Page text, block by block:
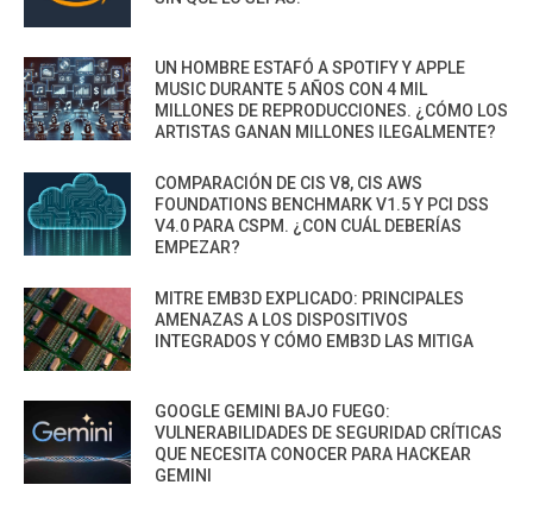
UN HOMBRE ESTAFÓ A SPOTIFY Y APPLE
MUSIC DURANTE 5 AÑOS CON 4 MIL
MILLONES DE REPRODUCCIONES. ¿CÓMO LOS
ARTISTAS GANAN MILLONES ILEGALMENTE?
COMPARACIÓN DE CIS V8, CIS AWS
FOUNDATIONS BENCHMARK V1.5 Y PCI DSS
V4.0 PARA CSPM. ¿CON CUÁL DEBERÍAS
EMPEZAR?
MITRE EMB3D EXPLICADO: PRINCIPALES
AMENAZAS A LOS DISPOSITIVOS
INTEGRADOS Y CÓMO EMB3D LAS MITIGA
GOOGLE GEMINI BAJO FUEGO:
VULNERABILIDADES DE SEGURIDAD CRÍTICAS
QUE NECESITA CONOCER PARA HACKEAR
GEMINI